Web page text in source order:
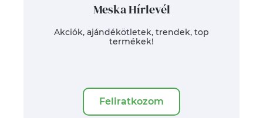
Meska Hírlevél
Akciók, ajándékötletek, trendek, top
termékek!
Feliratkozom